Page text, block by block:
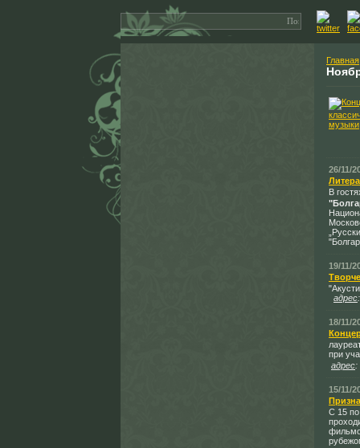
Главная
26/11/
В
19/11/
адрес
18/11/
при
адрес:
15/11/
C 15